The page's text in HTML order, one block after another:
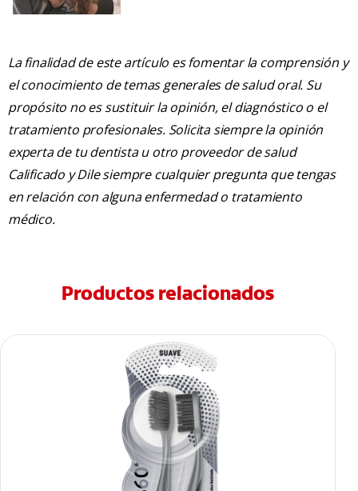
La finalidad de este artículo es fomentar la comprensión y
el conocimiento de temas generales de salud oral. Su
propósito no es sustituir la opinión, el diagnóstico o el
tratamiento profesionales. Solicita siempre la opinión
experta de tu dentista u otro proveedor de salud
Calificado y Dile siempre cualquier pregunta que tengas
en relación con alguna enfermedad o tratamiento
médico.
Productos relacionados